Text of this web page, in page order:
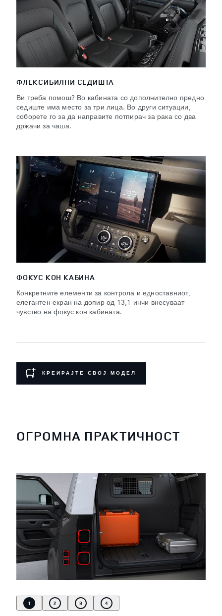
ФЛЕКСИБИЛНИ СЕДИШТА
Ви треба помош? Во кабината со дополнително предно
седиште има место за три лица. Во други ситуации,
соборете го за да направите потпирач за рака со два
држачи за чаша.
ФОКУС КОН КАБИНА
Конкретните елементи за контрола и едноставниот,
елегантен екран на допир од 13,1 инчи внесуваат
чувство на фокус кон кабината.
КРЕИРАЈТЕ СВОЈ МОДЕЛ
ОГРОМНА ПРАКТИЧНОСТ
1 2 3 4